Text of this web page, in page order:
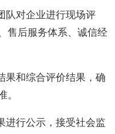
队对企业进行现场评
售后服务体系、诚信经
果和综合评价结果，确
。
进行公示，接受社会监